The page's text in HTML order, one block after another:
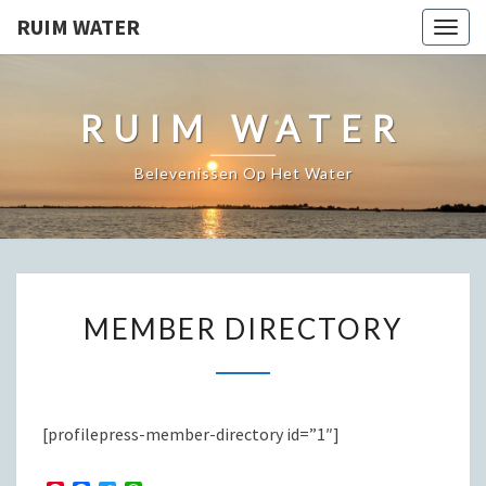
RUIM WATER
RUIM WATER
Belevenissen Op Het Water
DIRECTORY
MEMBER DIRECTORY
[profilepress-member-directory id=”1″]